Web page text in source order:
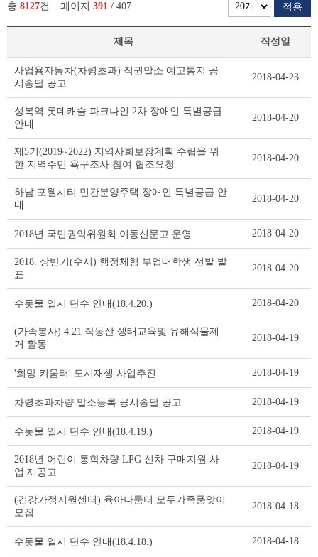
총 8127건 페이지 391 / 407 적용
소
리
스
트
테
이
블
제목 작성일
사업용자동차(차령초과) 직권말소 예고통지 공
시송달 공고
2018-04-23
성복역 롯데캐슬 파크나인 2차 장애인 특별공급
안내
2018-04-20
제5기(2019~2022) 지역사회보장계획 수립을 위
한 지역주민 욕구조사 참여 협조요청
2018-04-20
하남 포웰시티 민간분양주택 장애인 특별공급 안
내
2018-04-20
2018년 국민권익위원회 이동신문고 운영 2018-04-20
2018. 상반기(수시) 행정체험 부업대학생 선발 발
표
2018-04-20
수돗물 일시 단수 안내(18.4.20.) 2018-04-20
(가족봉사) 4.21 작동산 생태교육및 유해식물제
거 활동
2018-04-19
'희망 키움터' 도시재생 사업추진 2018-04-19
차령초과차량 말소등록 공시송달 공고 2018-04-19
수돗물 일시 단수 안내(18.4.19.) 2018-04-19
2018년 어린이 통학차량 LPG 신차 구매지원 사
업 재공고
2018-04-19
(건강가정지원센터) 육아나툼터 모두가족품앗이
모집
2018-04-18
수돗물 일시 단수 안내(18.4.18.) 2018-04-18